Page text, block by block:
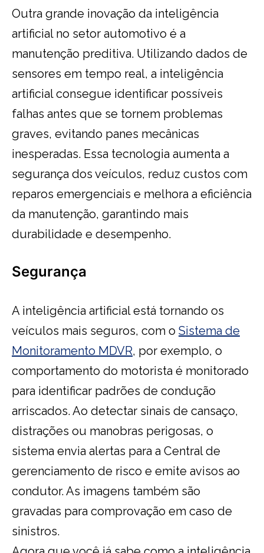
Outra grande inovação da inteligência
artificial no setor automotivo é a
manutenção preditiva. Utilizando dados de
sensores em tempo real, a inteligência
artificial consegue identificar possíveis
falhas antes que se tornem problemas
graves, evitando panes mecânicas
inesperadas. Essa tecnologia aumenta a
segurança dos veículos, reduz custos com
reparos emergenciais e melhora a eficiência
da manutenção, garantindo mais
durabilidade e desempenho.
Segurança
A inteligência artificial está tornando os
veículos mais seguros, com o Sistema de
Monitoramento MDVR, por exemplo, o
comportamento do motorista é monitorado
para identificar padrões de condução
arriscados. Ao detectar sinais de cansaço,
distrações ou manobras perigosas, o
sistema envia alertas para a Central de
gerenciamento de risco e emite avisos ao
condutor. As imagens também são
gravadas para comprovação em caso de
sinistros.